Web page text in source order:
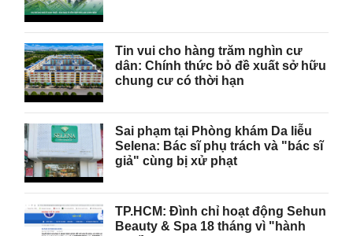
Tin vui cho hàng trăm nghìn cư
dân: Chính thức bỏ đề xuất sở hữu
chung cư có thời hạn
Sai phạm tại Phòng khám Da liễu
Selena: Bác sĩ phụ trách và "bác sĩ
giả" cùng bị xử phạt
TP.HCM: Đình chỉ hoạt động Sehun
Beauty & Spa 18 tháng vì "hành